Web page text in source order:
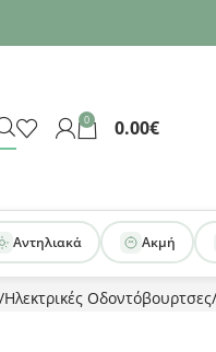
0 0.00€
Αντηλιακά Ακμή
Ηλεκτρικές Οδοντόβουρτσες